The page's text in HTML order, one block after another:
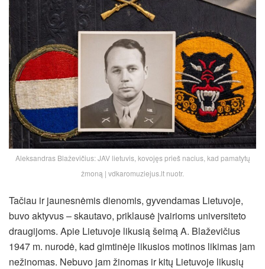
Aleksandras Blaževičius: JAV lietuvis, kovojęs prieš nacius, kad pamatytų
žmoną | vdkaromuziejus.lt nuotr.
Tačiau ir jaunesnėmis dienomis, gyvendamas Lietuvoje,
buvo aktyvus – skautavo, priklausė įvairioms universiteto
draugijoms. Apie Lietuvoje likusią šeimą A. Blaževičius
1947 m. nurodė, kad gimtinėje likusios motinos likimas jam
nežinomas. Nebuvo jam žinomas ir kitų Lietuvoje likusių